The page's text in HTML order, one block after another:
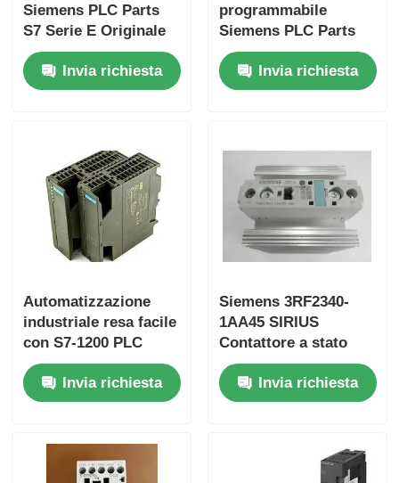
Allen Bradley PLC Parts
Parti per PLC Siemens
Hima Safety Plc
Foxboro SpA
SpA Triplex del ICS
Modulo Ge Fanuc
Siemens PLC Parts
S7 Serie E Originale
Per prestazioni
Invia richiesta
programmabile
Siemens PLC Parts
con velocità di 25
Ns/step CPU e 2
ingressi analogici
Invia richiesta
Automatizzazione
industriale resa facile
con S7-1200 PLC
6ES7153-1AA03-0XB0
e 50 KB di memoria
Invia richiesta
Siemens 3RF2340-
1AA45 SIRIUS
Contattore a stato
solido
Invia richiesta